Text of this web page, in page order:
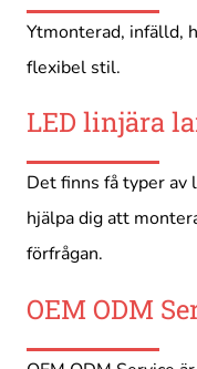
Ytmonterad, infälld,
flexibel stil.
LED linjära
Det finns få typer av
hjälpa dig att
förfrågan.
OEM ODM